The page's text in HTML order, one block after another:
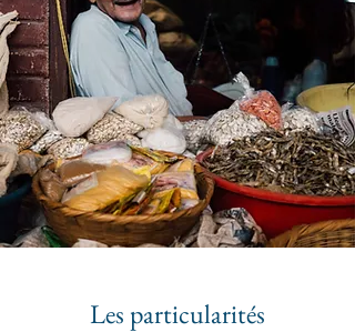
Les particularités